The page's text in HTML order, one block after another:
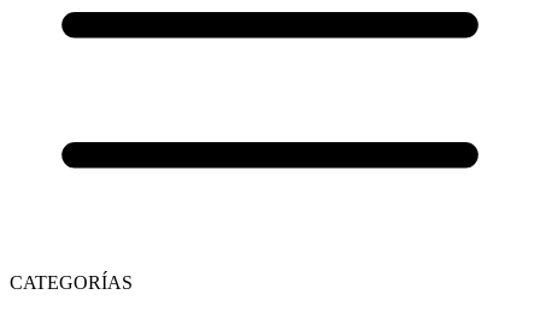
CATEGORÍAS